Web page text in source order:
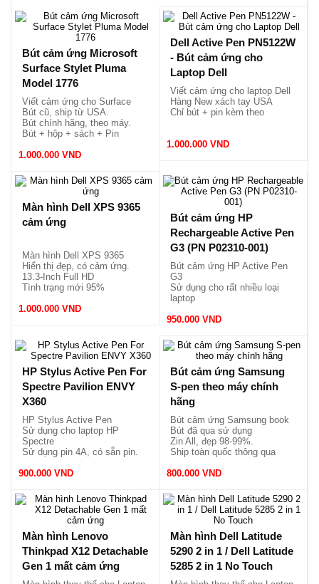
Bút cảm ứng Microsoft
Surface Stylet Pluma
Model 1776
Viết cảm ứng cho Surface
Bút cũ, ship từ USA.
Bút chính hãng, theo máy.
Bút + hộp + sách + Pin
1.000.000 VND
Dell Active Pen PN5122W
- Bút cảm ứng cho
Laptop Dell
Viết cảm ứng cho laptop Dell
Hàng New xách tay USA
Chỉ bút + pin kèm theo
1.000.000 VND
Màn hình Dell XPS 9365
cảm ứng
Màn hình Dell XPS 9365
Hiển thị đẹp, có cảm ứng.
13.3-Inch Full HD
Tình trạng mới 95%
1.000.000 VND
Bút cảm ứng HP
Rechargeable Active Pen
G3 (PN P02310-001)
Bút cảm ứng HP Active Pen
G3
Sử dụng cho rất nhiều loại
laptop
C.
hộp.
950.000 VND
HP Stylus Active Pen For
Spectre Pavilion ENVY
X360
HP Stylus Active Pen
Sử dụng cho laptop HP
Spectre
Sử dụng pin 4A, có sẵn pin.
900.000 VND
Bút cảm ứng Samsung
S-pen theo máy chính
hãng
Bút cảm ứng Samsung book
Bút đã qua sử dụng
Zin All, đẹp 98-99%.
Ship toàn quốc thông qua
800.000 VND
Màn hình Lenovo
Thinkpad X12 Detachable
Gen 1 mất cảm ứng
Màn hình Dell Latitude
5290 2 in 1 / Dell Latitude
5285 2 in 1 No Touch